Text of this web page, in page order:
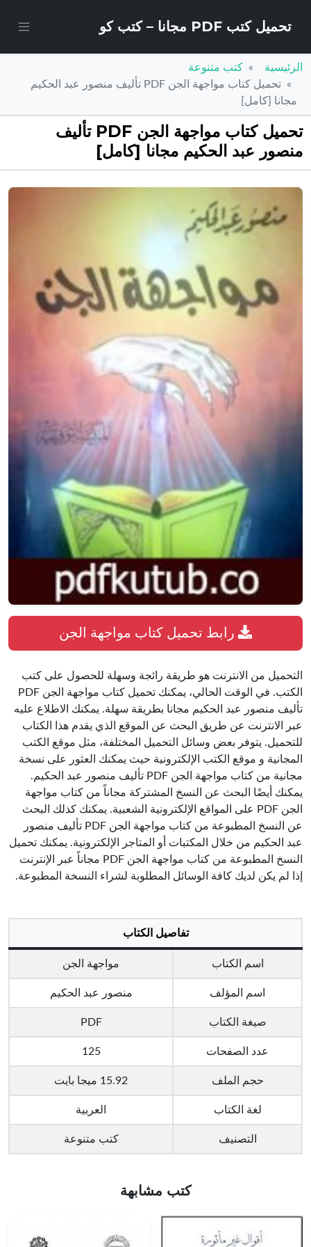
تحميل كتب PDF مجانا – كتب كو
الرئيسية
كتب متنوعة
تحميل كتاب مواجهة الجن PDF تأليف منصور عبد الحكيم
مجانا [كامل]
تحميل كتاب مواجهة الجن PDF تأليف
منصور عبد الحكيم مجانا [كامل]
التحميل من الانترنت هو طريقة رائجة وسهلة للحصول على كتب
الكتب. في الوقت الحالي، يمكنك تحميل كتاب مواجهة الجن PDF
تأليف منصور عبد الحكيم مجانا بطريقة سهلة. يمكنك الاطلاع عليه
عبر الانترنت عن طريق البحث عن الموقع الذي يقدم هذا الكتاب
للتحميل. يتوفر بعض وسائل التحميل المختلفة، مثل موقع الكتب
المجانية و موقع الكتب الإلكترونية حيث يمكنك العثور على نسخة
مجانية من كتاب مواجهة الجن PDF تأليف منصور عبد الحكيم.
يمكنك أيضًا البحث عن النسخ المشتركة مجاناً من كتاب مواجهة
الجن PDF على المواقع الإلكترونية الشعبية. يمكنك كذلك البحث
عن النسخ المطبوعة من كتاب مواجهة الجن PDF تأليف منصور
عبد الحكيم من خلال المكتبات أو المتاجر الإلكترونية. يمكنك تحميل
النسخ المطبوعة من كتاب مواجهة الجن PDF مجاناً عبر الإنترنت
إذا لم يكن لديك كافة الوسائل المطلوبة لشراء النسخة المطبوعة.
تفاصيل الكتاب
اسم الكتاب مواجهة الجن
اسم المؤلف منصور عبد الحكيم
صيغة الكتاب PDF
عدد الصفحات 125
حجم الملف 15.92 ميجا بايت
لغة الكتاب العربية
التصنيف كتب متنوعة
كتب مشابهة